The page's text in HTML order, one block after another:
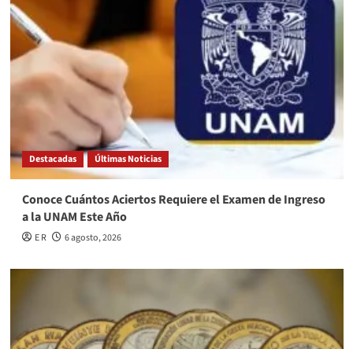
Destacadas Últimas Noticias
Conoce Cuántos Aciertos Requiere el Examen de Ingreso
a la UNAM Este Año
E R 6 agosto, 2026